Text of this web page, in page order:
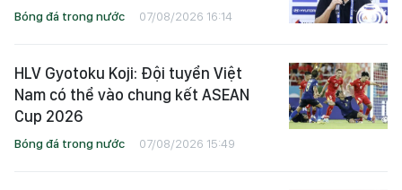
Bóng đá trong nước 07/08/2026 16:14
HLV Gyotoku Koji: Đội tuyển Việt
Nam có thể vào chung kết ASEAN
Cup 2026
Bóng đá trong nước 07/08/2026 15:49